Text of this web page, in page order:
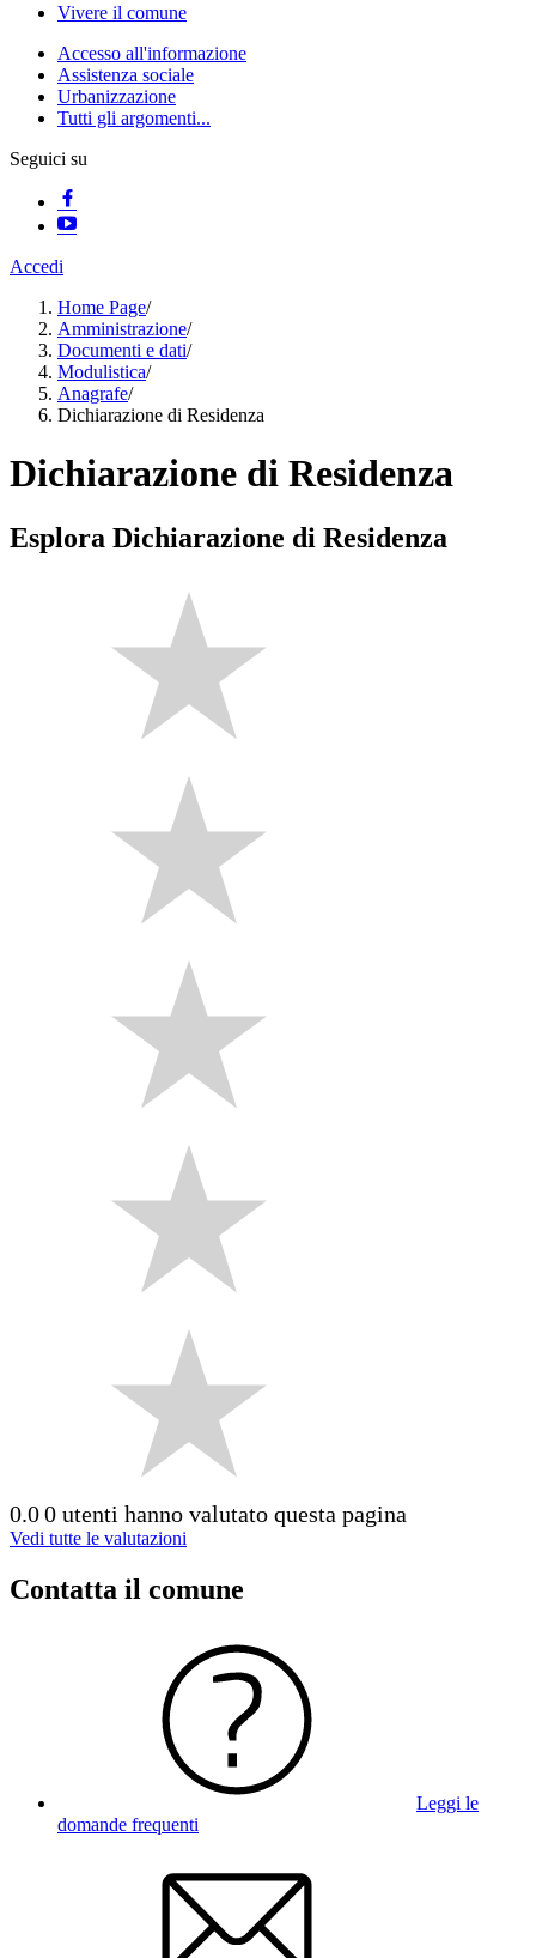
Vivere il comune
Accesso all'informazione
Assistenza sociale
Urbanizzazione
Tutti gli argomenti...
Seguici su
Accedi
Home Page/
Amministrazione/
Documenti e dati/
Modulistica/
Anagrafe/
Dichiarazione di Residenza
Dichiarazione di Residenza
Esplora Dichiarazione di Residenza
0.00 utenti hanno valutato questa pagina
Vedi tutte le valutazioni
Contatta il comune
Leggi le
domande frequenti